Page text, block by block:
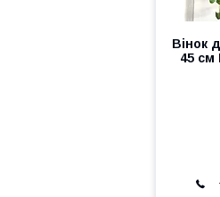
Вінок
45 см